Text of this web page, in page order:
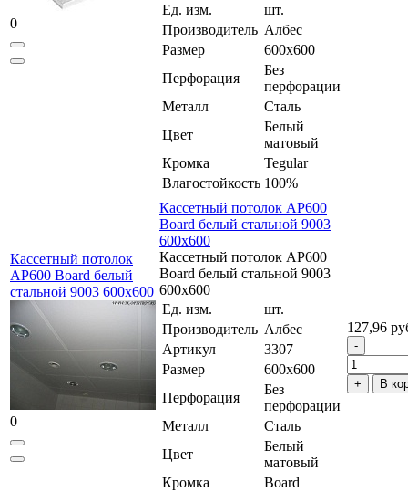
0
Ед. изм.
шт.
Производитель Албес
Размер
600x600
Перфорация
Без
перфорации
Металл
Сталь
Цвет
Белый
матовый
Кромка
Tegular
Влагостойкость 100%
Кассетный потолок
AP600 Board белый
стальной 9003 600x600
0
Кассетный потолок AP600
Board белый стальной 9003
600x600
Кассетный потолок AP600
Board белый стальной 9003
600x600
Ед. изм.
шт.
Производитель Албес
Артикул
3307
Размер
600x600
Перфорация
Без
перфорации
Металл
Сталь
Цвет
Белый
матовый
Кромка
Board
127,96
В